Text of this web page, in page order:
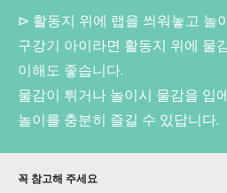
⊳ 활동지 위에 랩을 씌워놓고 놀
구강기 아이라면 활동지 위에 물
이해도 좋습니다.
물감이 튀거나 놀이시 물감을 입
놀이를 충분히 즐길 수 있답니다.
꼭 참고해 주세요